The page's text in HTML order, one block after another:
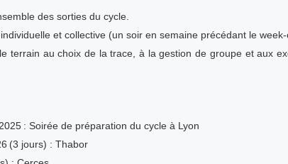
des sorties du cycle.
et collective (un soir en semaine précédant le week-
terrain au choix de la trace, à la gestion de groupe et aux
: Soirée de préparation du cycle à Lyon
(3 jours) : Thabor